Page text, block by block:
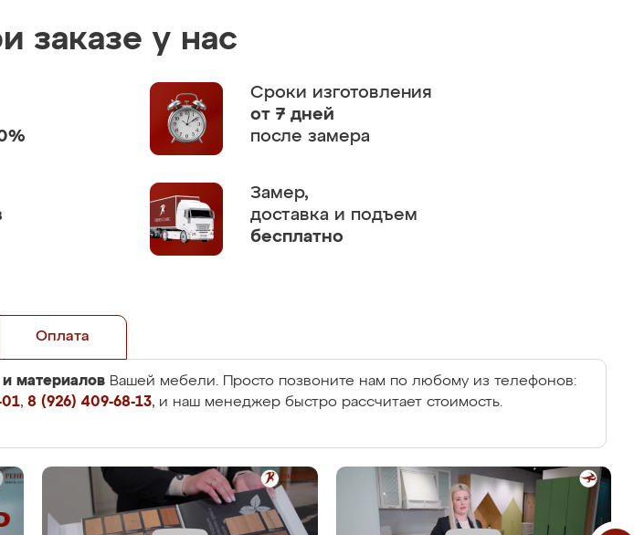
заказе у нас
Сроки изготовления
от 7 дней
после замера
Замер,
доставка и подъем
бесплатно
Оплата
материалов Вашей мебели. Просто позвоните нам по любому из телефонов:
01, 8 (926) 409-68-13, и наш менеджер быстро рассчитает стоимость.